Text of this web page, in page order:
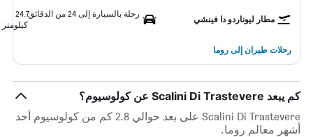
مطار ليوناردو دا فينشي
رحلة بالسيارة إلى 24 من الدقائق
24.7
كيلومتر
رحلات طيران إلى روما
كم يبعد Scalini Di Trastevere عن كولوسيوم؟
Scalini Di Trastevere على بعد حوالي 2.8 كم من كولوسيوم أحد
أشهر معالم روما.